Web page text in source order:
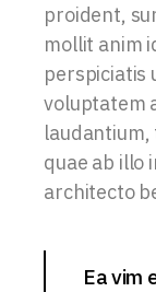
proident,
mollit anim
perspiciatis
voluptatem
laudantium,
quae ab illo
architecto
Ea vim